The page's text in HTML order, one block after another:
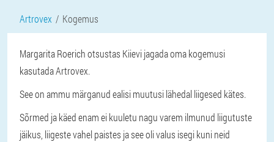
Artrovex Kogemus
Margarita Roerich otsustas Kiievi jagada oma kogemusi
kasutada Artrovex.
See on ammu märganud ealisi muutusi lähedal liigesed kätes.
Sõrmed ja käed enam ei kuuletu nagu varem ilmunud liigutuste
jäikus, liigeste vahel paistes ja see oli valus isegi kuni neid